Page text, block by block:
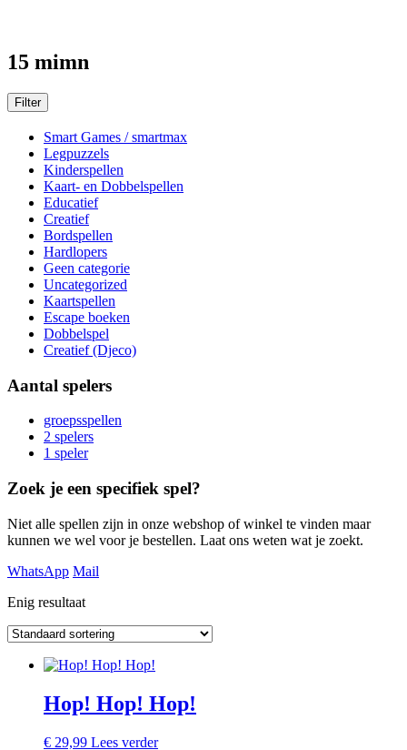
15 mimn
Filter
Smart Games / smartmax
Legpuzzels
Kinderspellen
Kaart- en Dobbelspellen
Educatief
Creatief
Bordspellen
Hardlopers
Geen categorie
Uncategorized
Kaartspellen
Escape boeken
Dobbelspel
Creatief (Djeco)
Aantal spelers
groepsspellen
2 spelers
1 speler
Zoek je een specifiek spel?
Niet alle spellen zijn in onze webshop of winkel te vinden maar
kunnen we wel voor je bestellen. Laat ons weten wat je zoekt.
WhatsApp Mail
Enig resultaat
Hop! Hop! Hop!
€ 29,99 Lees verder